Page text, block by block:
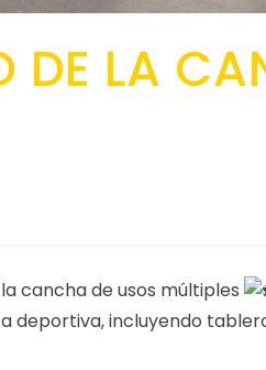
DE LA
cancha de usos múltiples
deportiva, incluyendo